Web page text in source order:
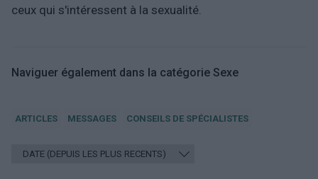
ceux qui s'intéressent à la sexualité.
Naviguer également dans la catégorie Sexe
ARTICLES MESSAGES CONSEILS DE SPÉCIALISTES